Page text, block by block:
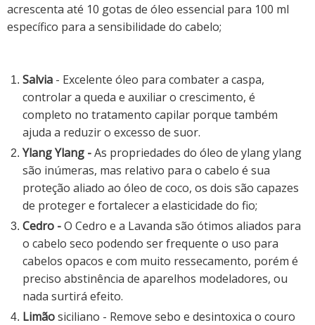
acrescenta até 10 gotas de óleo essencial para 100 ml
específico para a sensibilidade do cabelo;
Salvia - Excelente óleo para combater a caspa,
controlar a queda e auxiliar o crescimento, é
completo no tratamento capilar porque também
ajuda a reduzir o excesso de suor.
Ylang Ylang -As propriedades do óleo de ylang ylang
são inúmeras, mas relativo para o cabelo é sua
proteção aliado ao óleo de coco, os dois são capazes
de proteger e fortalecer a elasticidade do fio;
Cedro -O Cedro e a Lavanda são ótimos aliados para
o cabelo seco podendo ser frequente o uso para
cabelos opacos e com muito ressecamento, porém é
preciso abstinência de aparelhos modeladores, ou
nada surtirá efeito.
Limãosiciliano - Remove sebo e desintoxica o couro